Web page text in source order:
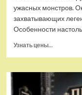
ужасных монстров.
захватывающих
Особенности
Узнать цены...
игра
ZVEZDA